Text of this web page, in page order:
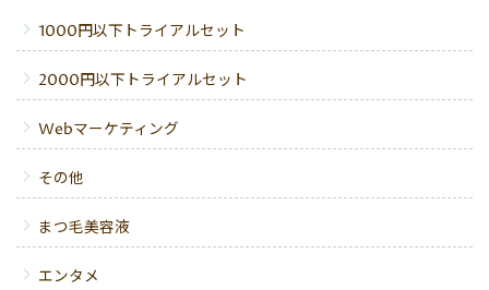
1000円以下トライアルセット
2000円以下トライアルセット
Webマーケティング
その他
まつ毛美容液
エンタメ